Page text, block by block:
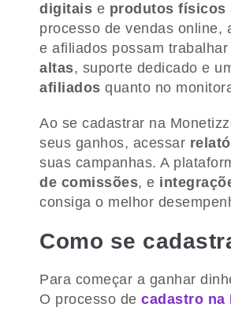
digitais e produtos físicos
processo de vendas online,
e afiliados possam
altas, suporte dedicado e
afiliados quanto no
Ao se cadastrar na
seus ganhos, acessar
suas campanhas. A
de comissões, e
consiga o melhor
Como se
Para começar a ganhar
O processo de cadastro na